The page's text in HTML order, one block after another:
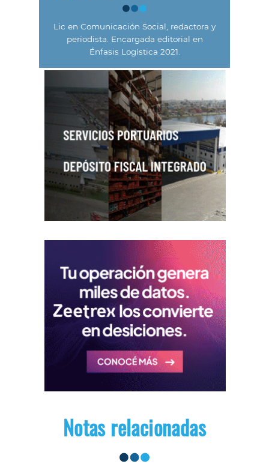
Lic en Comunicación Social, redactora y
periodista. Encargada editorial en
Énfasis Logística 2021.
Notas relacionadas